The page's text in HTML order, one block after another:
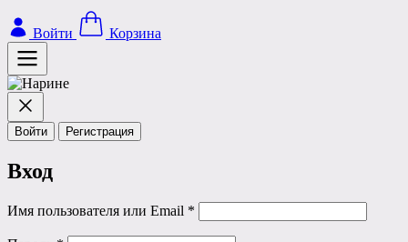
Войти Корзина
Войти Регистрация
Вход
Имя пользователя или Email *